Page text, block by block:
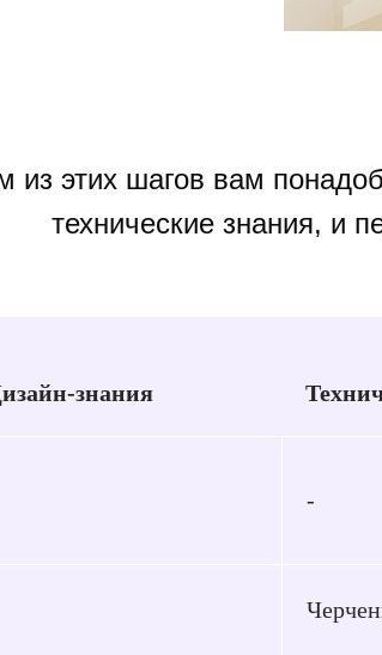
из этих шагов вам
технические знания, и
знания
-